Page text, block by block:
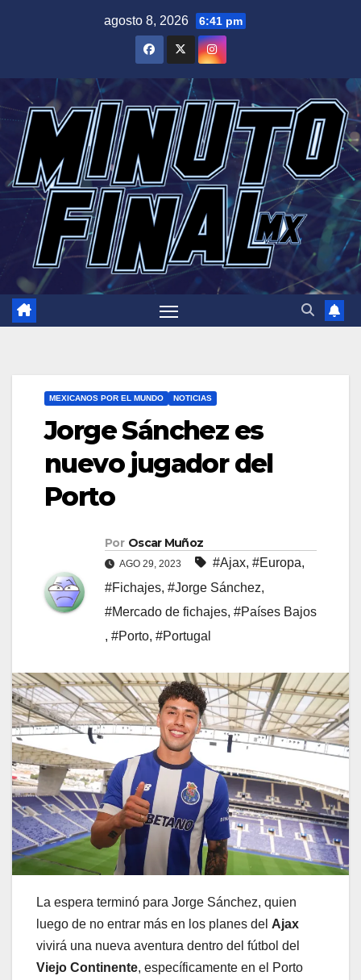
agosto 8, 2026 6:41 pm
MEXICANOS POR EL MUNDO NOTICIAS
Jorge Sánchez es
nuevo jugador del
Porto
Por Oscar Muñoz
AGO 29, 2023 #Ajax, #Europa,
#Fichajes, #Jorge Sánchez,
#Mercado de fichajes, #Países Bajos
, #Porto, #Portugal
La espera terminó para Jorge Sánchez, quien
luego de no entrar más en los planes del Ajax
vivirá una nueva aventura dentro del fútbol del
Viejo Continente, específicamente en el Porto